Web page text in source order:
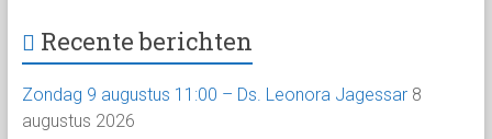
Recente berichten
Zondag 9 augustus 11:00 – Ds. Leonora Jagessar 8
augustus 2026